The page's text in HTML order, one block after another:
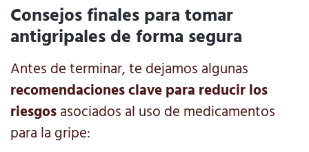
Consejos finales para tomar
antigripales de forma segura
Antes de terminar, te dejamos algunas
recomendaciones clave para reducir los
riesgosasociados al uso de medicamentos
para la gripe: